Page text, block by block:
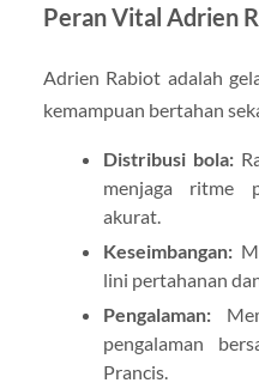
Peran Vital Adrien
Adrien Rabiot adalah
kemampuan bertahan
Distribusi bola:
menjaga ritme
akurat.
Keseimbangan:
lini pertahanan
Pengalaman:
pengalaman
Prancis.